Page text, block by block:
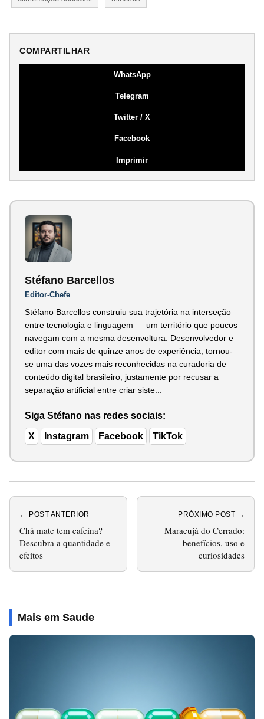
COMPARTILHAR
WhatsApp
Telegram
Twitter / X
Facebook
Imprimir
Stéfano Barcellos
Editor-Chefe
Stéfano Barcellos construiu sua trajetória na interseção
entre tecnologia e linguagem — um território que poucos
navegam com a mesma desenvoltura. Desenvolvedor e
editor com mais de quinze anos de experiência, tornou-
se uma das vozes mais reconhecidas na curadoria de
conteúdo digital brasileiro, justamente por recusar a
separação artificial entre criar siste...
Siga Stéfano nas redes sociais:
X Instagram Facebook TikTok
← POST ANTERIOR
Chá mate tem cafeína?
Descubra a quantidade e
efeitos
PRÓXIMO POST →
Maracujá do Cerrado:
benefícios, uso e
curiosidades
Mais em Saude